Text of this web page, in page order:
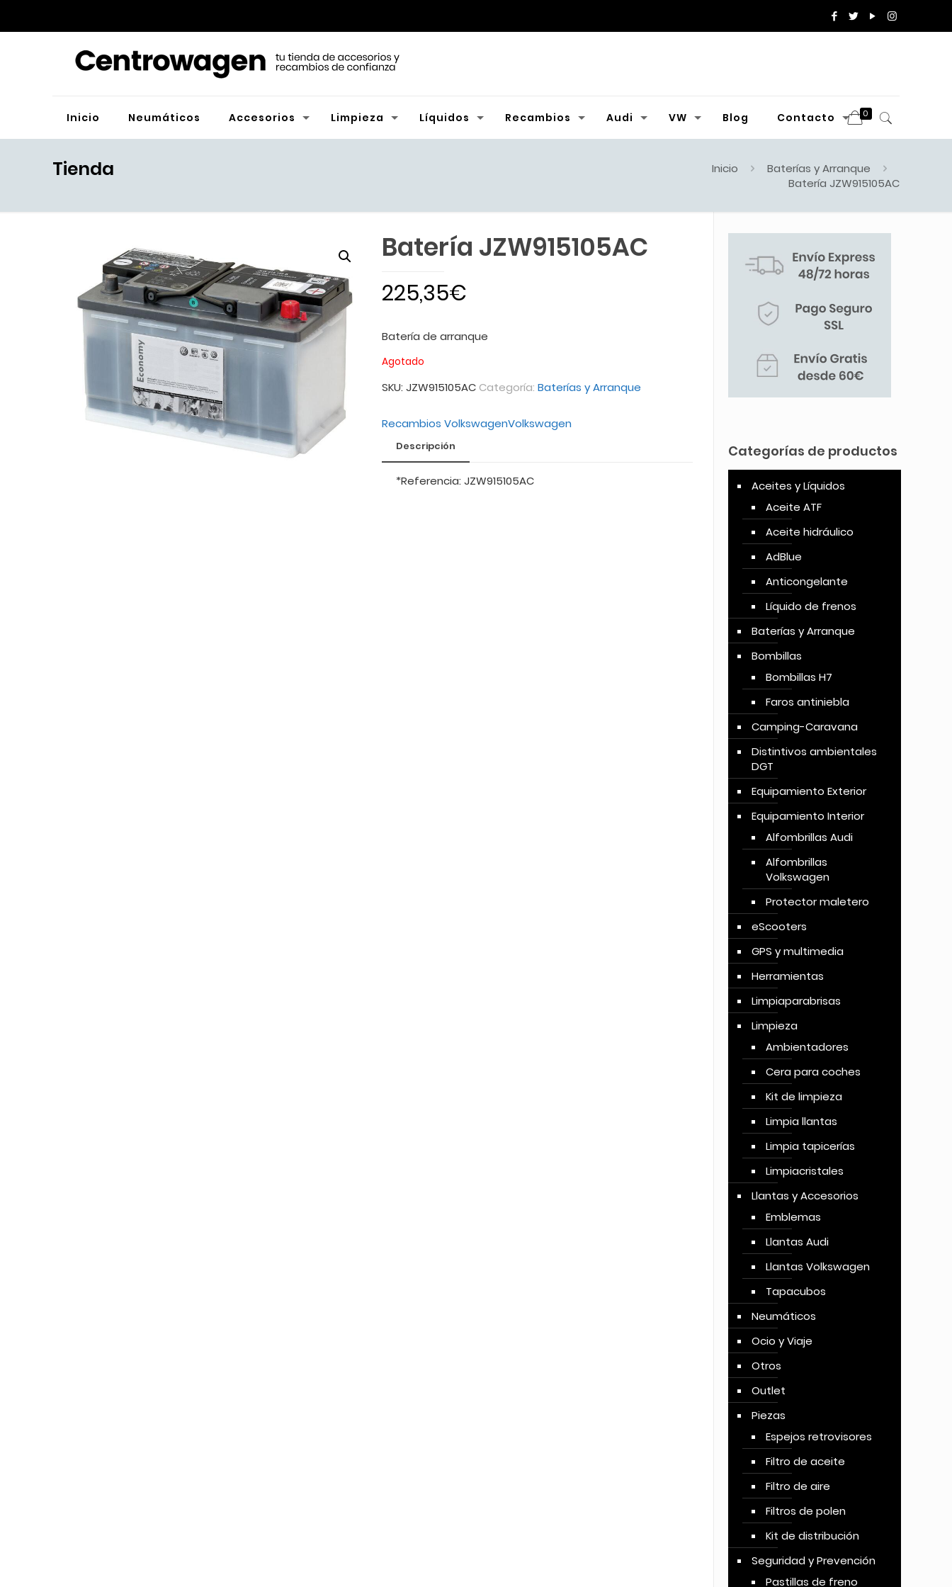
Inicio Neumáticos Accesorios Limpieza Líquidos Recambios Audi VW Blog Contacto 0
Tienda Inicio
Baterías y Arranque
Batería JZW915105AC
Batería JZW915105AC
225,35€
Batería de arranque
Agotado
SKU: JZW915105AC Categoría: Baterías y Arranque
Recambios VolkswagenVolkswagen
Descripción
*Referencia: JZW915105AC
Categorías de productos
Aceites y Líquidos
Aceite ATF
Aceite hidráulico
AdBlue
Anticongelante
Líquido de frenos
Baterías y Arranque
Bombillas
Bombillas H7
Faros antiniebla
Camping-Caravana
Distintivos ambientales
DGT
Equipamiento Exterior
Equipamiento Interior
Alfombrillas Audi
Alfombrillas
Volkswagen
Protector maletero
eScooters
GPS y multimedia
Herramientas
Limpiaparabrisas
Limpieza
Ambientadores
Cera para coches
Kit de limpieza
Limpia llantas
Limpia tapicerías
Limpiacristales
Llantas y Accesorios
Emblemas
Llantas Audi
Llantas Volkswagen
Tapacubos
Neumáticos
Ocio y Viaje
Otros
Outlet
Piezas
Espejos retrovisores
Filtro de aceite
Filtro de aire
Filtros de polen
Kit de distribución
Seguridad y Prevención
Pastillas de freno